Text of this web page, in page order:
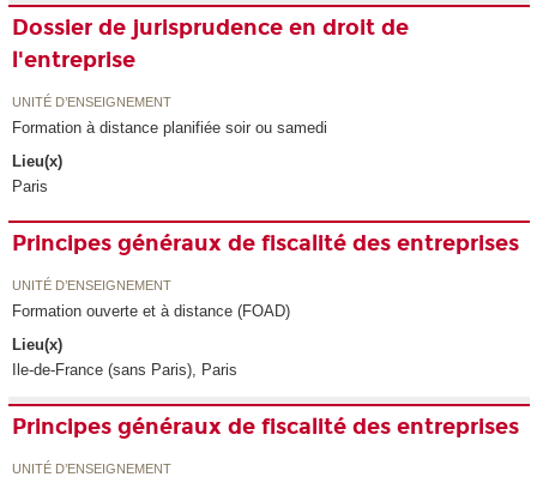
Dossier de jurisprudence en droit de
l'entreprise
UNITÉ D’ENSEIGNEMENT
Formation à distance planifiée soir ou samedi
Lieu(x)
Paris
Principes généraux de fiscalité des entreprises
UNITÉ D’ENSEIGNEMENT
Formation ouverte et à distance (FOAD)
Lieu(x)
Ile-de-France (sans Paris), Paris
Principes généraux de fiscalité des entreprises
UNITÉ D’ENSEIGNEMENT